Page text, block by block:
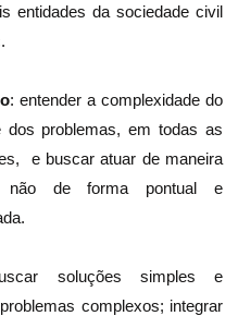
entidades da sociedade civil
: entender a complexidade do
dos problemas, em todas as
e buscar atuar de maneira
não de forma pontual e
soluções simples e
complexos; integrar